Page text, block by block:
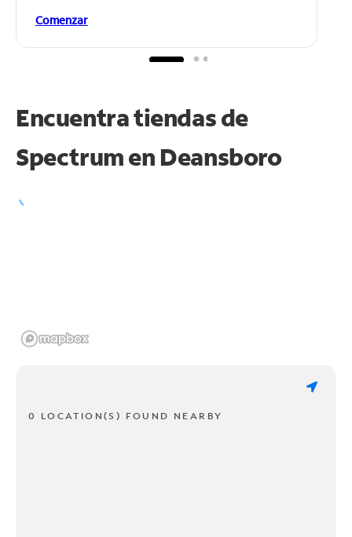
Comenzar
Encuentra tiendas de
Spectrum en Deansboro
0 LOCATION(S) FOUND NEARBY